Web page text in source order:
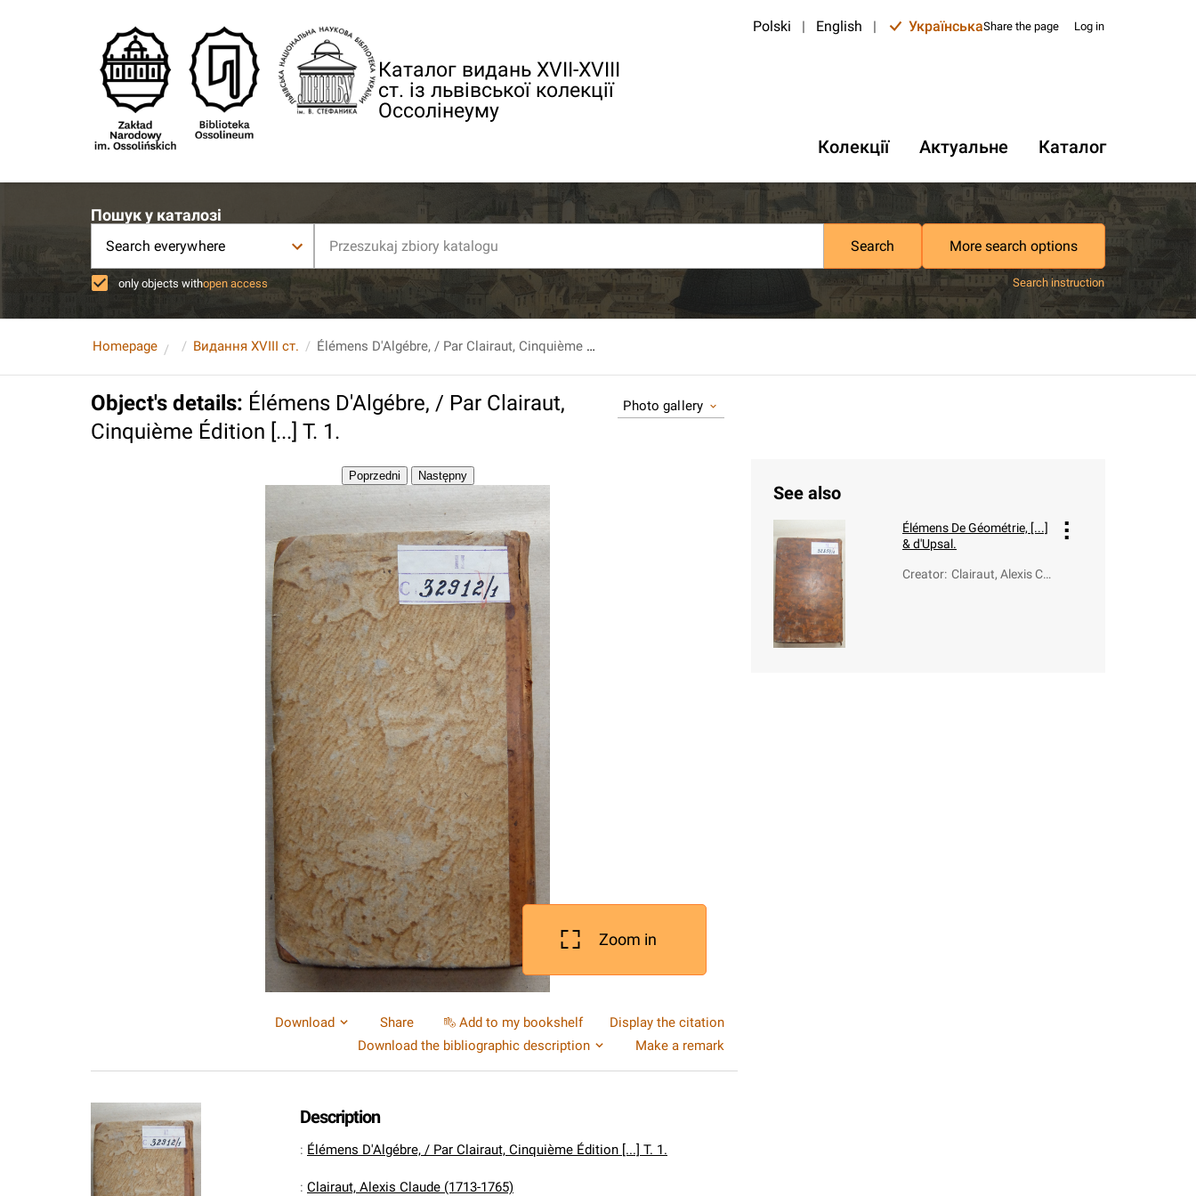
Каталог видань XVII-XVIII
ст. із львівської колекції
Оссолінеуму
Polski | English | УкраїнськаShare the page Log in
Колекції Актуальне Каталог
Пошук у каталозі
Search everywhere Search More search options
only objects withopen access Search instruction
Homepage Видання XVIII ст. Élémens D'Algébre, / Par Clairaut, Cinquième Édition [...] T. 1.
Object's details: Élémens D'Algébre, / Par Clairaut,
Cinquième Édition [...] T. 1.
Photo gallery
Zoom in
Download Share Add to my bookshelf
Display the citation
Download the bibliographic description
Make a remark
Description
: Élémens D'Algébre, / Par Clairaut, Cinquième Édition [...] T. 1.
: Clairaut, Alexis Claude (1713-1765)
See also
Élémens De Géométrie, [...]
& d'Upsal.
Creator: Clairaut, Alexis Cl